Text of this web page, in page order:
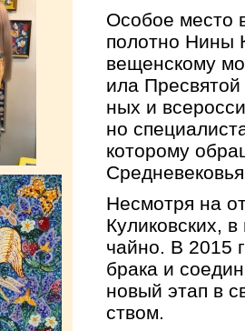
Осо­бое место
по­лот­но Нины
ве­щен­ско­му
и­ла
ных и
но
ко­то­ро­му
Несмот­ря на
Ку­ли­ков­ских,
чай­но. В 2015
брака и
новый этап в
ством.